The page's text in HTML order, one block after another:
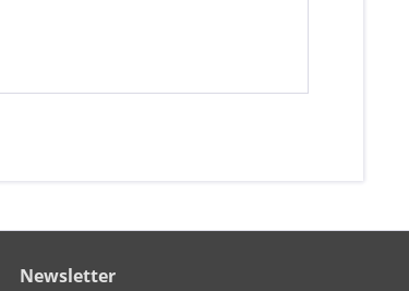
Newsletter